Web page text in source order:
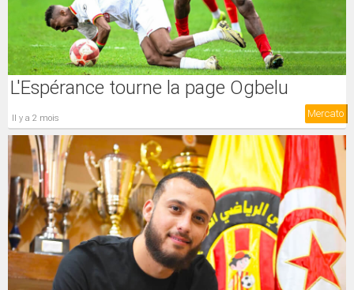
L'Espérance tourne la page Ogbelu
il y a 2 mois Mercato